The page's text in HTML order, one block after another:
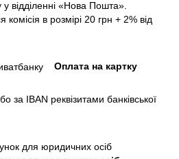
відділенні «Нова Пошта».
комісія в розмірі 20 грн + 2% від
Оплата на картку
за IBAN реквізитами банківської